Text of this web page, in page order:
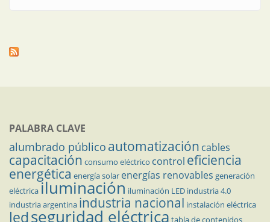
PALABRA CLAVE
alumbrado público automatización cables
capacitación consumo eléctrico control eficiencia
energética energía solar energías renovables generación
eléctricailuminación iluminación LED industria 4.0
industria argentina industria nacional instalación eléctrica
ledseguridad eléctrica tabla de contenidos